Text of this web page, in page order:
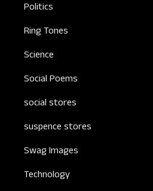
Politics
Ring Tones
Science
Social Poems
social stores
suspence stores
Swag Images
Technology